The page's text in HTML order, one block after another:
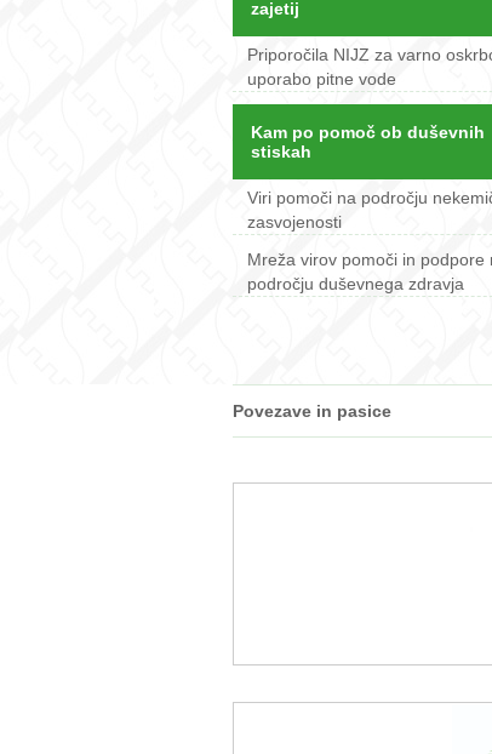
zajetij
Priporočila NIJZ za varno
uporabo pitne vode
Kam po pomoč ob duševnih
stiskah
Viri pomoči na področju
zasvojenosti
Mreža virov pomoči in podpore
področju duševnega zdravja
Povezave in pasice